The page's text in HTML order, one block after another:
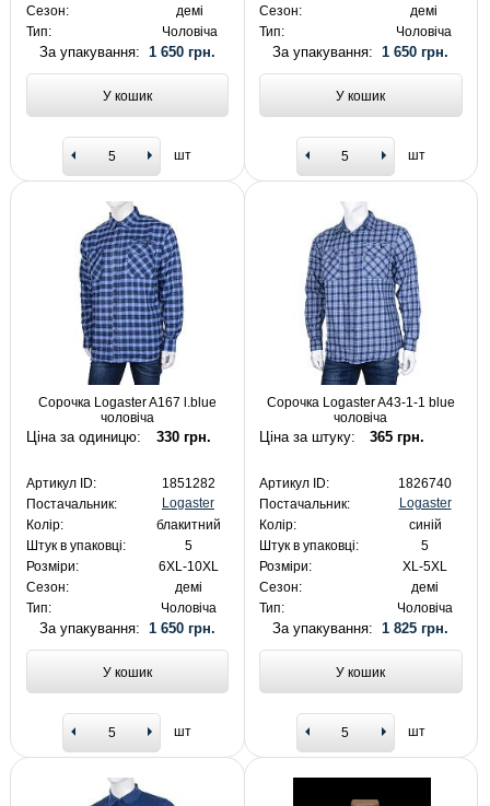
Сезон:
демі
Тип:
Чоловіча
За упакування: 1 650 грн.
У кошик
шт
Сезон:
демі
Тип:
Чоловіча
За упакування:1 650 грн.
У кошик
шт
Сорочка Logaster A167 l.blue
чоловіча
Ціна за одиницю: 330 грн.
Артикул ID:
1851282
Постачальник:
Logaster
Колір:
блакитний
Штук в упаковці:
5
Розміри:
6XL-10XL
Сезон:
демі
Тип:
Чоловіча
За упакування: 1 650 грн.
У кошик
шт
Сорочка Logaster A43-1-1 blue
чоловіча
Ціна за штуку: 365 грн.
Артикул ID:
1826740
Постачальник:
Logaster
Колір:
синій
Штук в упаковці:
5
Розміри:
XL-5XL
Сезон:
демі
Тип:
Чоловіча
За упакування:1 825 грн.
У кошик
шт